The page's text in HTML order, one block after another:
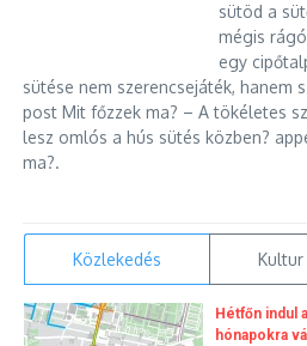
sütöd a
mégis
egy
sütése nem szerencsejáték, hanem
post Mit főzzek ma? – A tökéletes
lesz omlós a hús sütés közben?
ma?.
Közlekedés Kultur
Hétfőn indul
hónapokra